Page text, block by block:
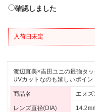
確認しました
入荷日未定
渡辺直美×吉田ユニの最強タ
UVカットなのも嬉しいポイン
商品名 エヌ
レンズ直径(DIA)